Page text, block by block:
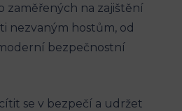
zaměřených na zajištění
nezvaným ​hostům, od
bezpečnostní
se v bezpečí a udržet